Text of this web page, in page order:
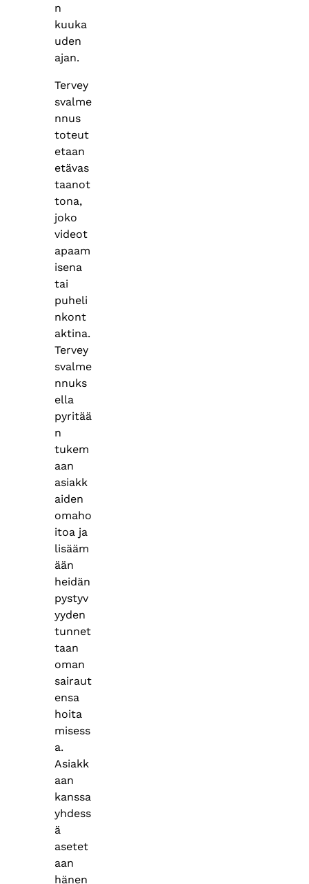
n
kuuka
uden
ajan.
Tervey
svalme
nnus
toteut
etaan
etävas
taanot
tona,
joko
videot
apaam
isena
tai
puheli
nkont
aktina.
Tervey
svalme
nnuks
ella
pyritää
n
tukem
aan
asiakk
aiden
omaho
itoa ja
lisääm
ään
heidän
pystyv
yyden
tunnet
taan
oman
sairaut
ensa
hoita
misess
a.
Asiakk
aan
kanssa
yhdess
ä
asetet
aan
hänen